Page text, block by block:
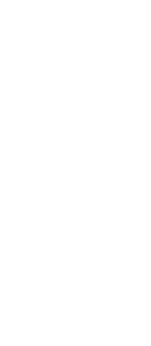
hoặc chế